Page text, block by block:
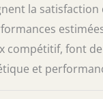
la
compétitif, font
et